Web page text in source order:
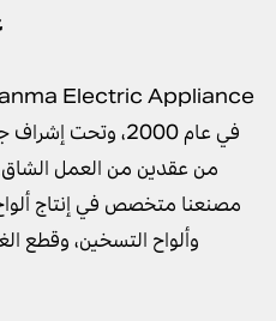
من عقدين من العمل الشاق،
مصنعنا متخصص في إنتاج ألواح
وألواح التسخين، وقطع